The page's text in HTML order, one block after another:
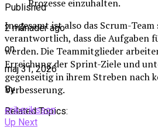
Prozesse einzuhalten.
Insgesamt ist also das Scrum-
verantwortlich, dass die Aufgaben
werden. Die Teammitglieder
Erreichung der Sprint-Ziele und
gegenseitig in ihrem Streben nach
Verbesserung.
Related Topics:
Up Next
Published
2 månader ago
on
maj 31, 2026
By
erikeriksson